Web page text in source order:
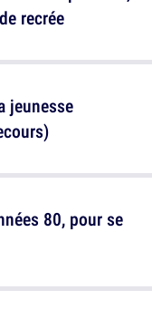
recrée
80, pour se
jeunesse